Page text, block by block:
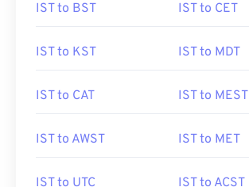
IST to BST IST to CET
IST to KST IST to MDT
IST to CAT IST to MEST
IST to AWST IST to MET
IST to UTC IST to ACST